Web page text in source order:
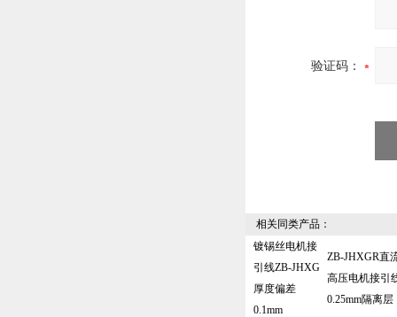
验证码：
相关同类产品：
镀锡丝电机接
引线ZB-JHXG
厚度偏差
0.1mm‌
ZB-JHXGR直
高压电机接引
0.25mm隔离层